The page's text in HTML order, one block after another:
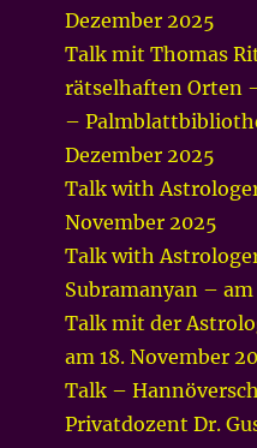
Dezember 2025
Talk mit Thomas
rätselhaften Orten
–
Dezember 2025
Talk with
November 2025
Talk with
Subramanyan –
Talk mit der
am 18. November
Talk –
Privatdozent Dr.